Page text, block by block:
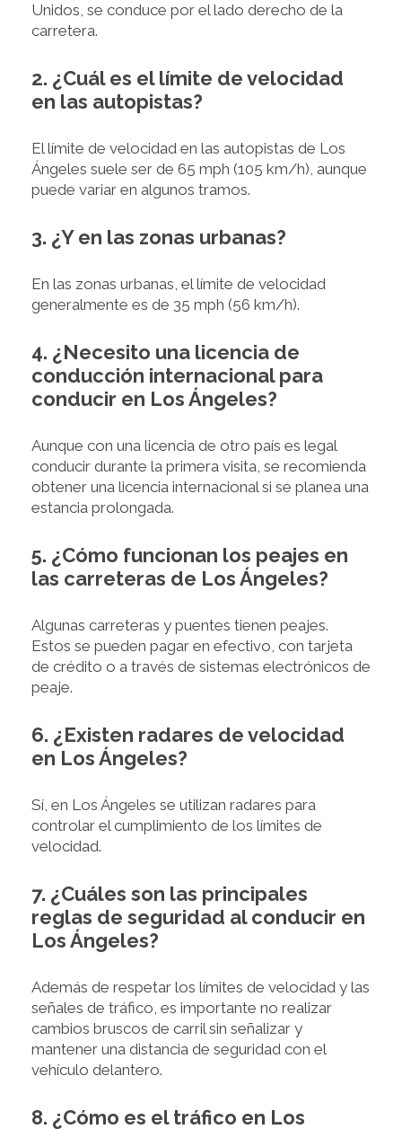
Unidos, se conduce por el lado derecho de la
carretera.
2. ¿Cuál es el límite de velocidad
en las autopistas?
El límite de velocidad en las autopistas de Los
Ángeles suele ser de 65 mph (105 km/h), aunque
puede variar en algunos tramos.
3. ¿Y en las zonas urbanas?
En las zonas urbanas, el límite de velocidad
generalmente es de 35 mph (56 km/h).
4. ¿Necesito una licencia de
conducción internacional para
conducir en Los Ángeles?
Aunque con una licencia de otro país es legal
conducir durante la primera visita, se recomienda
obtener una licencia internacional si se planea una
estancia prolongada.
5. ¿Cómo funcionan los peajes en
las carreteras de Los Ángeles?
Algunas carreteras y puentes tienen peajes.
Estos se pueden pagar en efectivo, con tarjeta
de crédito o a través de sistemas electrónicos de
peaje.
6. ¿Existen radares de velocidad
en Los Ángeles?
Sí, en Los Ángeles se utilizan radares para
controlar el cumplimiento de los límites de
velocidad.
7. ¿Cuáles son las principales
reglas de seguridad al conducir en
Los Ángeles?
Además de respetar los límites de velocidad y las
señales de tráfico, es importante no realizar
cambios bruscos de carril sin señalizar y
mantener una distancia de seguridad con el
vehículo delantero.
8. ¿Cómo es el tráfico en Los